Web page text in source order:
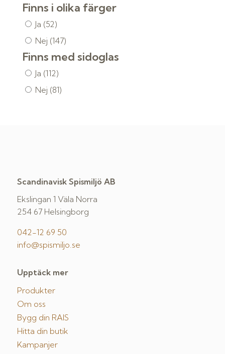
Finns i olika färger
Ja (52)
Nej (147)
Finns med sidoglas
Ja (112)
Nej (81)
Scandinavisk Spismiljö AB
Ekslingan 1 Väla Norra
254 67 Helsingborg
042-12 69 50
info@spismiljo.se
Upptäck mer
Produkter
Om oss
Bygg din RAIS
Hitta din butik
Kampanjer